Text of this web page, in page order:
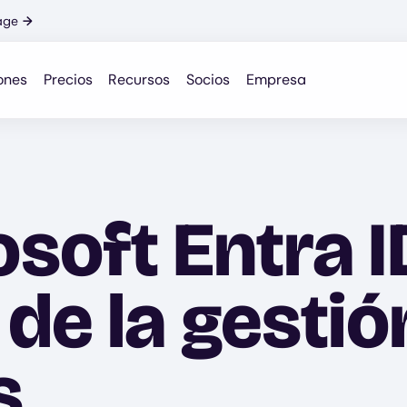
→
Precios Recursos Socios Empresa
Entra
la